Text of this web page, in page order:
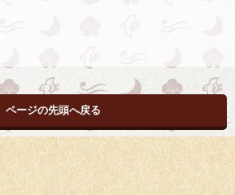
ページの先頭へ戻る